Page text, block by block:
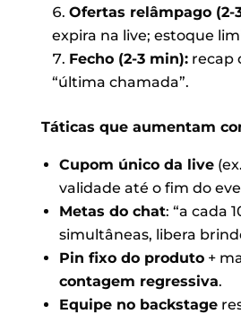
Ofertas relâmpago (2-
expira na live; estoque
Fecho (2-3 min):recap
“última chamada”.
Táticas que aumentam
Cupom único da live
validade até o fim do
Metas do chat: “a cada
simultâneas, libera
Pin fixo do produto+
contagem regressiva.
Equipe no backstage